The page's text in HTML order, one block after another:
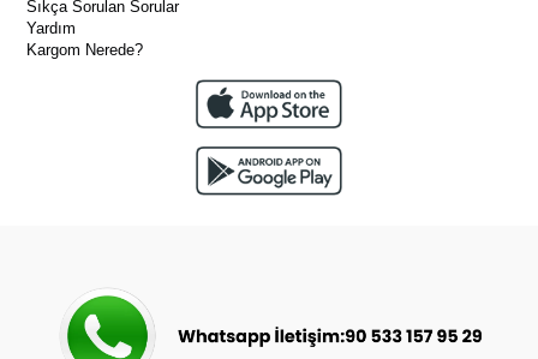
Sıkça Sorulan Sorular
Yardım
Kargom Nerede?